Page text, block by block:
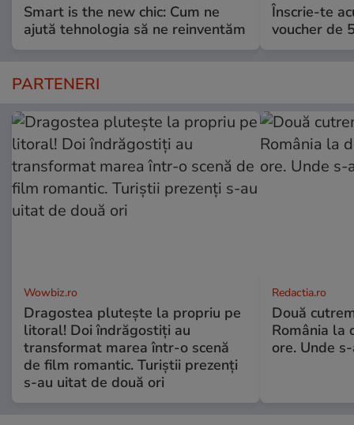
Smart is the new chic: Cum ne
ajută tehnologia să ne reinventăm
Înscrie-te
voucher de
PARTENERI
Wowbiz.ro
Dragostea plutește la propriu pe
litoral! Doi îndrăgostiți au
transformat marea într-o scenă
de film romantic. Turiștii prezenți
s-au uitat de două ori
Redactia.ro
Două
România la
ore. Unde